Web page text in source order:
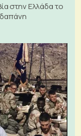
στην Ελλάδα το